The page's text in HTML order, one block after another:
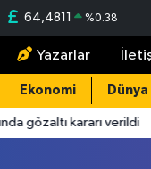
64,4811 %0.38
Yazarlar
Ekonomi Dünya
kararı verildi